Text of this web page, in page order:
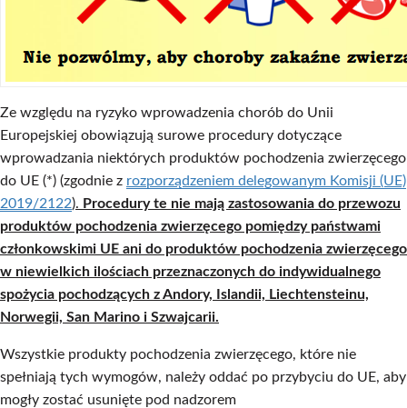
Ze względu na ryzyko wprowadzenia chorób do Unii
Europejskiej obowiązują surowe procedury dotyczące
wprowadzania niektórych produktów pochodzenia zwierzęcego
do UE (*) (zgodnie z rozporządzeniem delegowanym Komisji (UE)
2019/2122). Procedury te nie mają zastosowania do przewozu
produktów pochodzenia zwierzęcego pomiędzy państwami
członkowskimi UE ani do produktów pochodzenia zwierzęcego
w niewielkich ilościach przeznaczonych do indywidualnego
spożycia pochodzących z Andory, Islandii, Liechtensteinu,
Norwegii, San Marino i Szwajcarii.
Wszystkie produkty pochodzenia zwierzęcego, które nie
spełniają tych wymogów, należy oddać po przybyciu do UE, aby
mogły zostać usunięte pod nadzorem